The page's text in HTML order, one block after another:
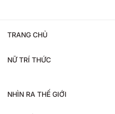
TRANG CHỦ
NỮ TRÍ THỨC
NHÌN RA THẾ GIỚI